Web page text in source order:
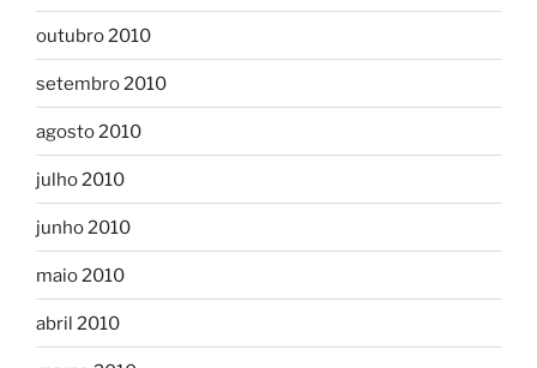
outubro 2010
setembro 2010
agosto 2010
julho 2010
junho 2010
maio 2010
abril 2010